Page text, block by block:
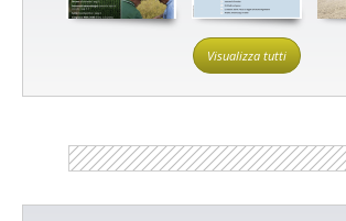
Visualizza tutti